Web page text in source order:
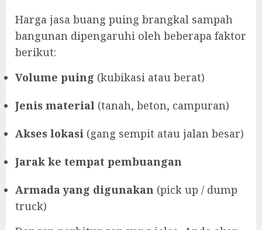
Harga jasa buang puing brangkal sampah
bangunan dipengaruhi oleh beberapa faktor
berikut:
Volume puing (kubikasi atau berat)
Jenis material (tanah, beton, campuran)
Akses lokasi (gang sempit atau jalan besar)
Jarak ke tempat pembuangan
Armada yang digunakan (pick up / dump
truck)